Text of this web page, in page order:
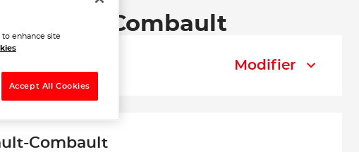
Pontault-Combault
Modifier
Combault
to enhance site
Accept All Cookies